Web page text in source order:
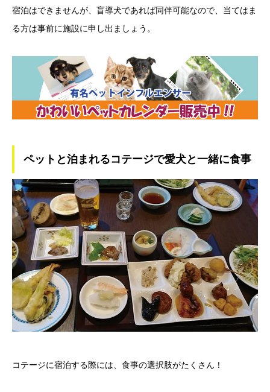
宿泊はできませんが、盲導犬であれば同伴可能なので、当てはま
る方は事前に施設に申し出ましょう。
ペットと泊まれるコテージで愛犬と一緒に食事
コテージに宿泊する際には、食事の選択肢がたくさん！